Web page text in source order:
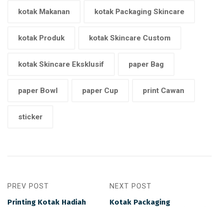
kotak Makanan kotak Packaging Skincare
kotak Produk kotak Skincare Custom
kotak Skincare Eksklusif paper Bag
paper Bowl paper Cup print Cawan
sticker
PREV POST
Printing Kotak Hadiah
NEXT POST
Kotak Packaging